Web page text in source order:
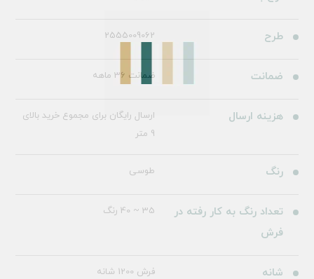
طرح 2555009062
ضمانت ضمانت 36 ماهه
هزینه ارسال
ارسال رایگان برای مجموع خرید بالای
9 متر
رنگ طوسی
تعداد رنگ به کار رفته در
فرش
35 ~ 40 رنگ
شانه فرش 1200 شانه